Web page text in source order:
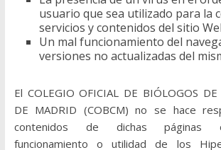
usuario que sea utilizado para la
servicios y contenidos del sitio
Un mal funcionamiento del
versiones no actualizadas del
El COLEGIO OFICIAL DE BIÓLOGOS
DE MADRID (COBCM) no se hace
contenidos de dichas páginas
funcionamiento o utilidad de los